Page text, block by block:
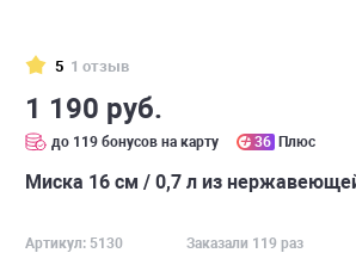
5 1 отзыв
1 190 руб.
до 119 бонусов на карту 36 Плюс
Миска 16 см / 0,7 л из
Артикул: 5130 Заказали 119 раз